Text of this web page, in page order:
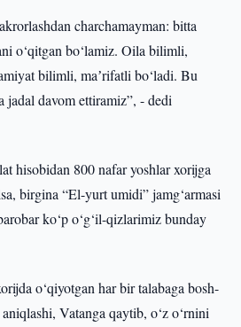
charchamayman: bitta
o‘qitgan bo‘lamiz. Oila bilimli,
bilimli, maʼrifatli bo‘ladi. Bu
jadal davom ettiramiz”, - dedi
hisobidan 800 nafar yoshlar xorijga
birgina “El-yurt umidi” jamg‘armasi
ko‘p o‘g‘il-qizlarimiz bunday
o‘qiyotgan har bir talabaga bosh-
Vatanga qaytib, o‘z o‘rnini